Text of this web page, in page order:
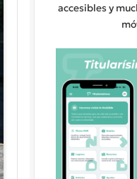
accesibles y